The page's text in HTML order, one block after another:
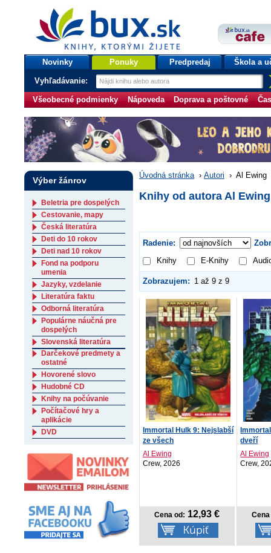
bux.sk
knihy, ktorými žijete
Úvodná stránka
Novinky Ponuky Predpredaj Škola a
Vyhľadávanie:
Všeobecné podmienky Nápoveda Doprava a poštovné
Úvodná stránka › Autori › Al Ewing
Knihy od autora Al Ewing
Radenie:
Knihy
E-Knihy
Zobrazujem: 1 až 9 z 9
Immortal Hulk 9: Nejslabší
ze všech
Al Ewing
Crew, 2026
Cena od: 12,93 €
dveří
Al Ewing
Crew,
Výber žánrov
Beletria pre dospelých
Cestovanie, mapy
Česká literatúra
Deti do 10 rokov
Deti nad 10 rokov
Fond na podporu
umenia
Jazyky, vzdelanie
Literatúra faktu
Odborná literatúra
Populárne náučná pre
dospelých
Slovenská literatúra
Darčekové predmety a
ostatné
Hovorené slovo
Hudobné CD
Knihy na počúvanie
Počítačové hry a
aplikácie
DVD